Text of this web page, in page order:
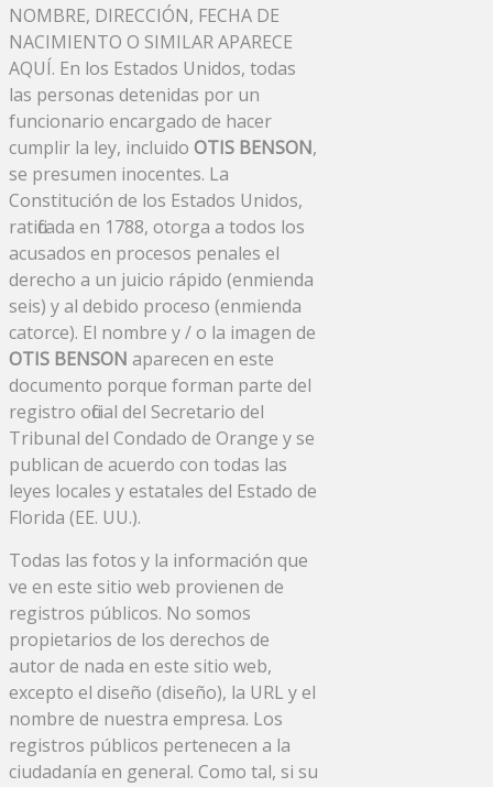
NOMBRE, DIRECCIÓN, FECHA DE
NACIMIENTO O SIMILAR APARECE
AQUÍ. En los Estados Unidos, todas
las personas detenidas por un
funcionario encargado de hacer
cumplir la ley, incluido OTIS BENSON,
se presumen inocentes. La
Constitución de los Estados Unidos,
ratificada en 1788, otorga a todos los
acusados ​​en procesos penales el
derecho a un juicio rápido (enmienda
seis) y al debido proceso (enmienda
catorce). El nombre y / o la imagen de
OTIS BENSON aparecen en este
documento porque forman parte del
registro oficial del Secretario del
Tribunal del Condado de Orange y se
publican de acuerdo con todas las
leyes locales y estatales del Estado de
Florida (EE. UU.).
Todas las fotos y la información que
ve en este sitio web provienen de
registros públicos. No somos
propietarios de los derechos de
autor de nada en este sitio web,
excepto el diseño (diseño), la URL y el
nombre de nuestra empresa. Los
registros públicos pertenecen a la
ciudadanía en general. Como tal, si su